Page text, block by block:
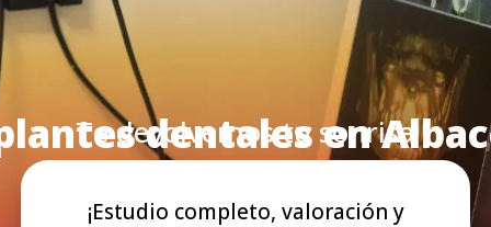
dentales en
Te devolvemos tu sonrisa
¡Estudio completo, valoración y